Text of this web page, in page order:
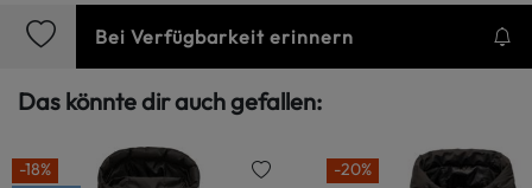
Bei Verfügbarkeit erinnern
Das könnte dir auch gefallen:
-18%
-20%